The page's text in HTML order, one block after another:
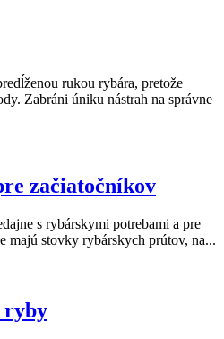
rukou rybára, pretože
Zabráni úniku nástrah na správne
začiatočníkov
s rybárskymi potrebami a pre
majú stovky rybárskych prútov, na...
ryby